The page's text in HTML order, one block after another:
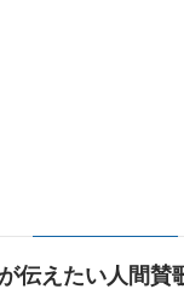
伝えたい人間賛